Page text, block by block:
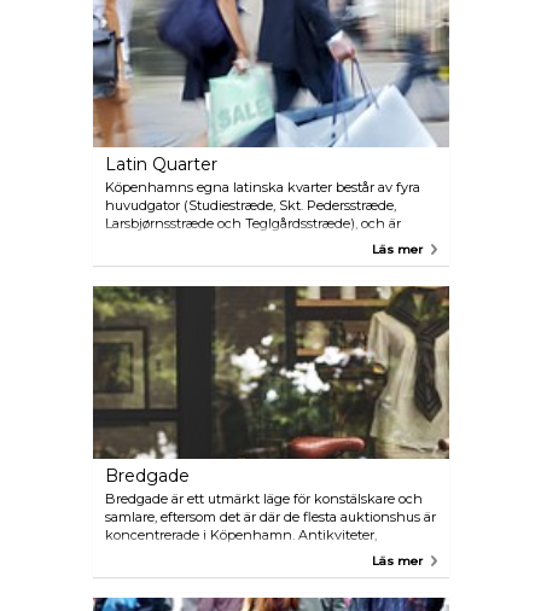
Latin Quarter
Köpenhamns egna latinska kvarter består av fyra
huvudgator (Studiestræde, Skt. Pedersstræde,
Larsbjørnsstræde och Teglgårdsstræde), och är
känd för en mängd kreativa avantgarde butiker,
alltid fylld med trendiga ungdomar.
Läs mer
Bredgade
Bredgade är ett utmärkt läge för konstälskare och
samlare, eftersom det är där de flesta auktionshus är
koncentrerade i Köpenhamn. Antikviteter,
målningar, vintage och samlarobjekt, samt modern
Läs mer